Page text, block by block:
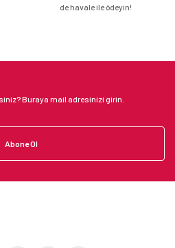
de havale ile ödeyin!
Abone Ol